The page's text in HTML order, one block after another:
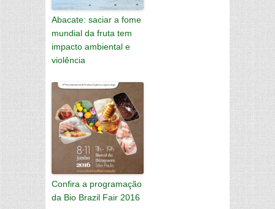
Abacate: saciar a fome
mundial da fruta tem
impacto ambiental e
violência
Confira a programação
da Bio Brazil Fair 2016